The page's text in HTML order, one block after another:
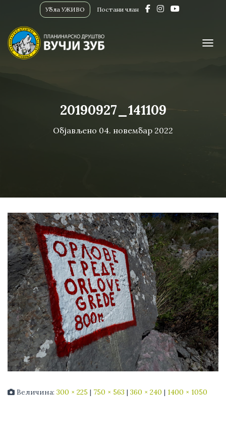
Убла УЖИВО Постани члан
20190927_141109
Објављено 04. новембар 2022
Величина: 300 × 225 | 750 × 563 | 360 × 240 | 1400 × 1050